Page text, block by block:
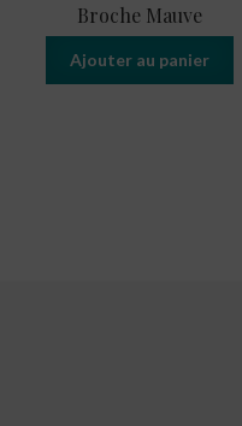
Broche Mauve
Ajouter au panier